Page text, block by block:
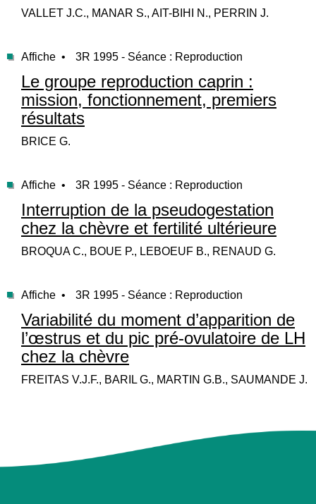
VALLET J.C., MANAR S., AIT-BIHI N., PERRIN J.
Affiche • 3R 1995 - Séance : Reproduction
Le groupe reproduction caprin :
mission, fonctionnement, premiers
résultats
BRICE G.
Affiche • 3R 1995 - Séance : Reproduction
Interruption de la pseudogestation
chez la chèvre et fertilité ultérieure
BROQUA C., BOUE P., LEBOEUF B., RENAUD G.
Affiche • 3R 1995 - Séance : Reproduction
Variabilité du moment d’apparition de
l’œstrus et du pic pré-ovulatoire de LH
chez la chèvre
FREITAS V.J.F., BARIL G., MARTIN G.B., SAUMANDE J.